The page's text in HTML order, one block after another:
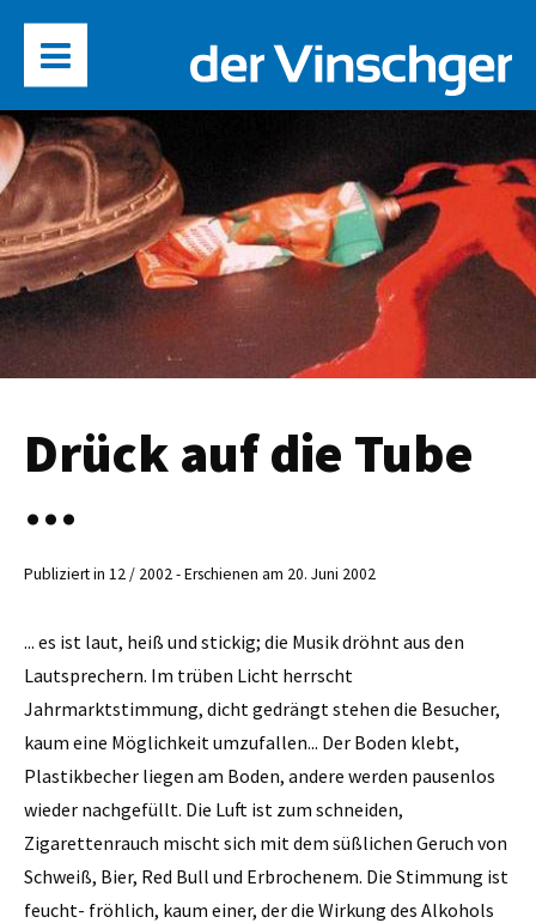
Drück auf die Tube
...
Publiziert in 12 / 2002 - Erschienen am 20. Juni 2002
... es ist laut, heiß und stickig; die Musik dröhnt aus den
Lautsprechern. Im trüben Licht herrscht
Jahrmarktstimmung, dicht gedrängt stehen die Besucher,
kaum eine Möglichkeit umzufallen... Der Boden klebt,
Plastikbecher liegen am Boden, andere werden pausenlos
wieder nachgefüllt. Die Luft ist zum schneiden,
Zigarettenrauch mischt sich mit dem süßlichen Geruch von
Schweiß, Bier, Red Bull und Erbrochenem. Die Stimmung ist
feucht- fröhlich, kaum einer, der die Wirkung des Alkohols